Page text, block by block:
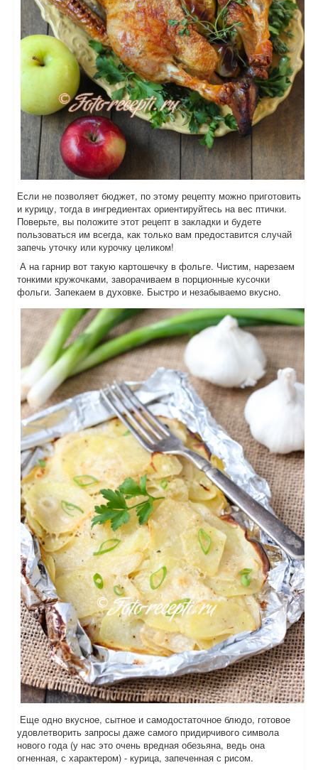
Если не позволяет бюджет, по этому рецепту можно приготовить
и курицу, тогда в ингредиентах ориентируйтесь на вес птички.
Поверьте, вы положите этот рецепт в закладки и будете
пользоваться им всегда, как только вам предоставится случай
запечь уточку или курочку целиком!
А на гарнир вот такую картошечку в фольге. Чистим, нарезаем
тонкими кружочками, заворачиваем в порционные кусочки
фольги. Запекаем в духовке. Быстро и незабываемо вкусно.
Еще одно вкусное, сытное и самодостаточное блюдо, готовое
удовлетворить запросы даже самого придирчивого символа
нового года (у нас это очень вредная обезьяна, ведь она
огненная, с характером) - курица, запеченная с рисом.